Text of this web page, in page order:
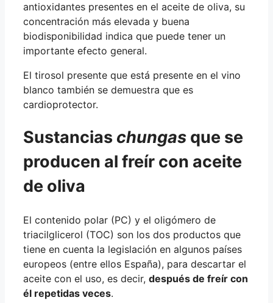
antioxidantes presentes en el aceite de oliva, su
concentración más elevada y buena
biodisponibilidad indica que puede tener un
importante efecto general.
El tirosol presente que está presente en el vino
blanco también se demuestra que es
cardioprotector.
Sustancias chungas que se
producen al freír con aceite
de oliva
El contenido polar (PC) y el oligómero de
triacilglicerol (TOC) son los dos productos que
tiene en cuenta la legislación en algunos países
europeos (entre ellos España), para descartar el
aceite con el uso, es decir, después de freír con
él repetidas veces.